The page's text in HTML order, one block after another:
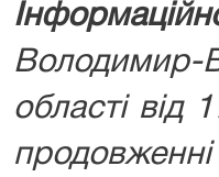
Володимир-
області